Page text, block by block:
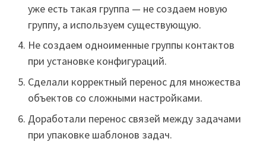
уже есть такая группа — не создаем новую
группу, а используем существующую.
Не создаем одноименные группы контактов
при установке конфигураций.
Сделали корректный перенос для множества
объектов со сложными настройками.
Доработали перенос связей между задачами
при упаковке шаблонов задач.